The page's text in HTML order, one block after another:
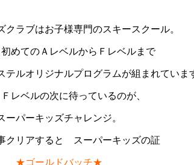
クラブはお子様専門のスキースクール。
初めてのＡレベルからＦレベルまで
テルオリジナルプログラムが組まれていま
レベルの次に待っているのが、
ーパーキッズチャレンジ。
クリアすると スーパーキッズの証
★ゴールドバッチ★